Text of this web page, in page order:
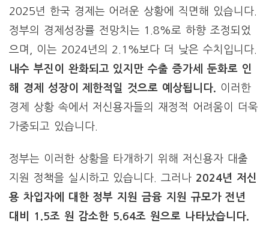
2025년 한국 경제는 어려운 상황에 직면해 있습니다.
정부의 경제성장률 전망치는 1.8%로 하향 조정되었
으며, 이는 2024년의 2.1%보다 더 낮은 수치입니다.
내수 부진이 완화되고 있지만 수출 증가세 둔화로 인
해 경제 성장이 제한적일 것으로 예상됩니다. 이러한
경제 상황 속에서 저신용자들의 재정적 어려움이 더욱
가중되고 있습니다.
정부는 이러한 상황을 타개하기 위해 저신용자 대출
지원 정책을 실시하고 있습니다. 그러나 2024년 저신
용 차입자에 대한 정부 지원 금융 지원 규모가 전년
대비 1.5조 원 감소한 5.64조 원으로 나타났습니다.